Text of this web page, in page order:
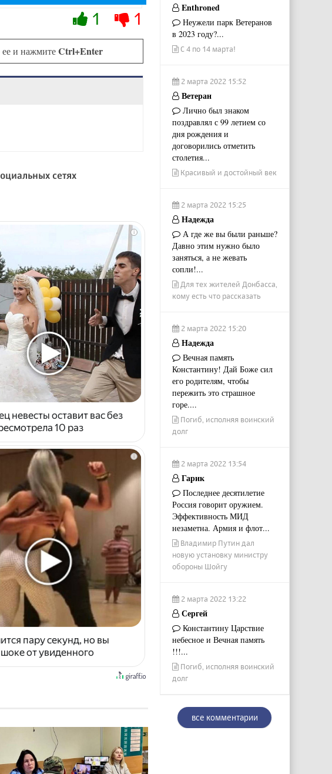
1 1
и нажмитеCtrl+Enter
сетях
i
невесты оставит вас без
10 раз
i
пару секунд, но вы
от увиденного
Enthroned
Неужели парк Ветеранов
в 2023 году?...
С 4 по 14 марта!
2 марта 2022 15:52
Ветеран
Лично был знаком
поздравлял с 99 летием со
дня рождения и
договорились отметить
столетия...
Красивый и достойный век
2 марта 2022 15:25
Надежда
А где же вы были раньше?
Давно этим нужно было
заняться, а не жевать
сопли!...
Для тех жителей Донбасса,
кому есть что рассказать
2 марта 2022 15:20
Надежда
Вечная память
Константину! Дай Боже сил
его родителям, чтобы
пережить это страшное
горе....
Погиб, исполняя воинский
долг
2 марта 2022 13:54
Гарик
Последнее десятилетие
Россия говорит оружием.
Эффективность МИД
незаметна. Армия и флот...
Владимир Путин дал
новую установку министру
обороны Шойгу
2 марта 2022 13:22
Сергей
Константину Царствие
небесное и Вечная память
!!!...
Погиб, исполняя воинский
долг
все комментарии